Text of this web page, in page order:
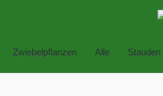
Zwiebelpflanzen Alle Stauden